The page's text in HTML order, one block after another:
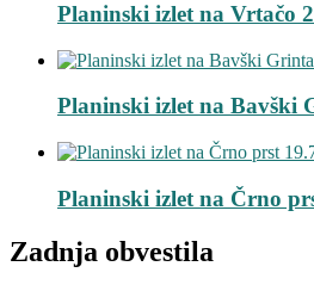
Planinski izlet na Vrtačo
Planinski izlet na Bavški
Planinski izlet na Črno
Zadnja obvestila